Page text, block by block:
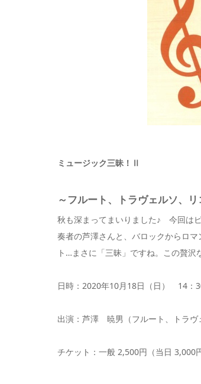
ミュージック三昧！Ⅱ
～フルート、トラヴェルソ、
秋も深まってまいりました♪ 今回は
奏者の芦澤さんと、バロックからロ
ト…まさに「三昧」ですね。この贅沢
日時：2020年10月18日（日） 14：
出演：芦澤 暁男（フルート、トラヴ
チケット：一般 2,500円（当日 3,000